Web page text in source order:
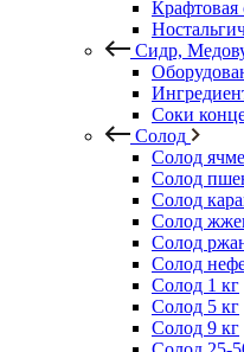
Крафтовая
Сидр,
Соки
Солод
Солод
Солод
Солод
Солод
Солод
Солод
Солод 1 кг
Солод 5 кг
Солод 9 кг